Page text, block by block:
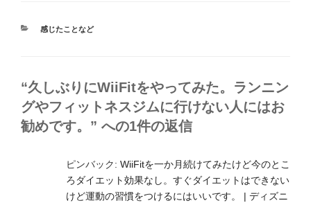
カ
感じたことなど
“久しぶりにWiiFitをやってみた。ランニン
グやフィットネスジムに行けない人にはお
勧めです。” への1件の返信
ピンバック: WiiFitを一か月続けてみたけど今のとこ
ろダイエット効果なし。すぐダイエットはできない
けど運動の習慣をつけるにはいいです。 | ディズニ